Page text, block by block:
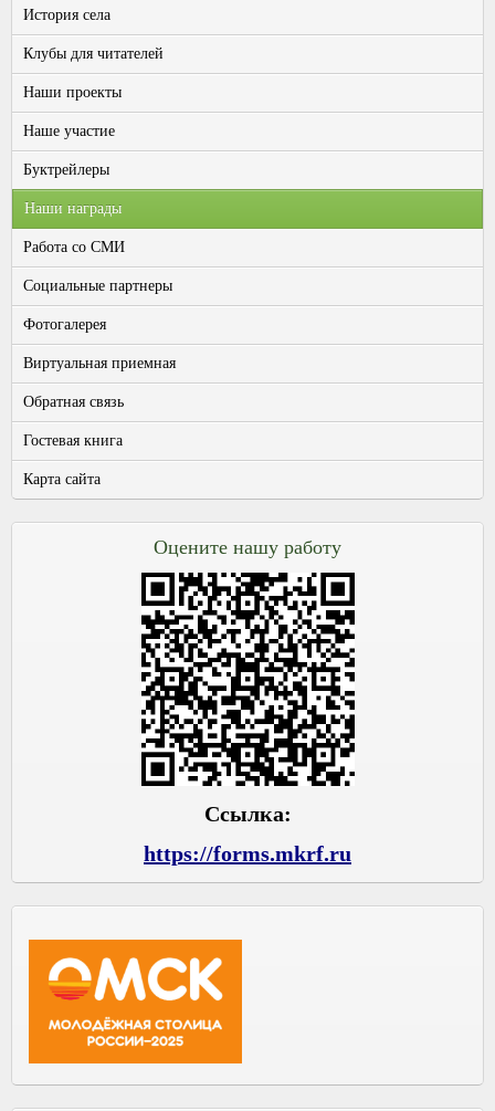
История села
Клубы для читателей
Наши проекты
Наше участие
Буктрейлеры
Наши награды
Работа со СМИ
Социальные партнеры
Фотогалерея
Виртуальная приемная
Обратная связь
Гостевая книга
Карта сайта
Оцените нашу работу
Ссылка:
https://forms.mkrf.ru